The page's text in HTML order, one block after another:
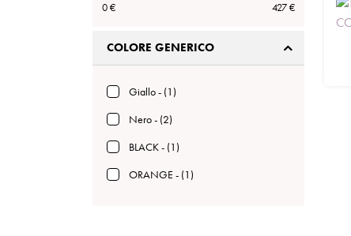
0 € 427 €
COLORE GENERICO
Giallo - (1)
Nero - (2)
BLACK - (1)
ORANGE - (1)